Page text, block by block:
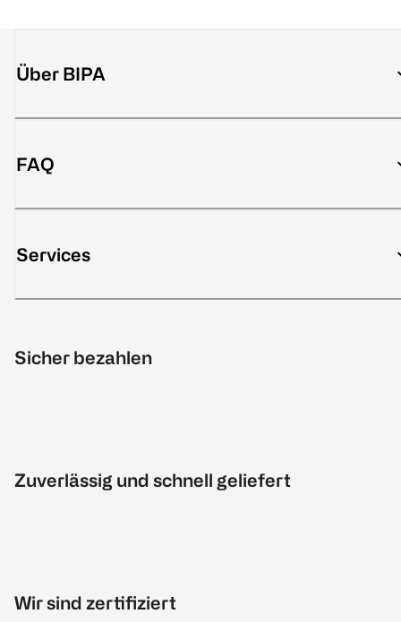
Über BIPA
FAQ
Services
Sicher bezahlen
Zuverlässig und schnell geliefert
Wir sind zertifiziert